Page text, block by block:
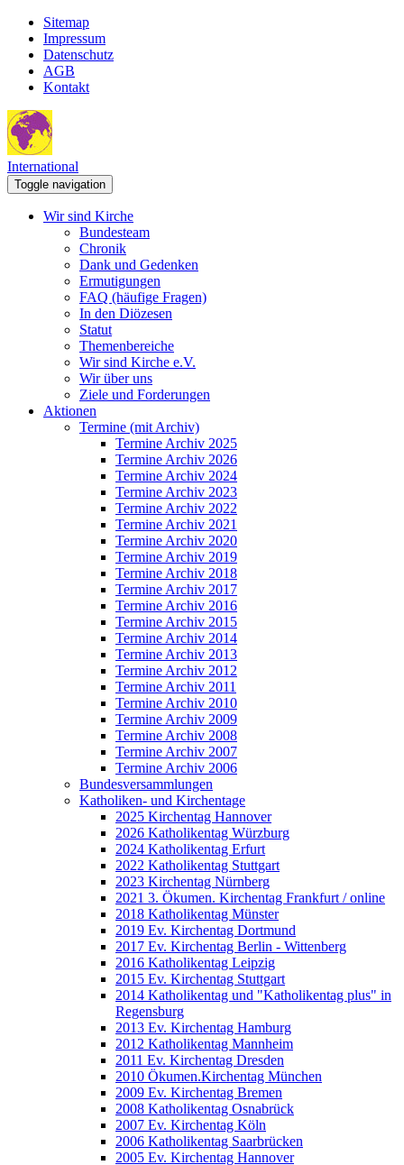
Sitemap
Impressum
Datenschutz
AGB
Kontakt
International
Toggle navigation
Wir sind Kirche
Bundesteam
Chronik
Dank und Gedenken
Ermutigungen
FAQ (häufige Fragen)
In den Diözesen
Statut
Themenbereiche
Wir sind Kirche e.V.
Wir über uns
Ziele und Forderungen
Aktionen
Termine (mit Archiv)
Termine Archiv 2025
Termine Archiv 2026
Termine Archiv 2024
Termine Archiv 2023
Termine Archiv 2022
Termine Archiv 2021
Termine Archiv 2020
Termine Archiv 2019
Termine Archiv 2018
Termine Archiv 2017
Termine Archiv 2016
Termine Archiv 2015
Termine Archiv 2014
Termine Archiv 2013
Termine Archiv 2012
Termine Archiv 2011
Termine Archiv 2010
Termine Archiv 2009
Termine Archiv 2008
Termine Archiv 2007
Termine Archiv 2006
Bundesversammlungen
Katholiken- und Kirchentage
2025 Kirchentag Hannover
2026 Katholikentag Würzburg
2024 Katholikentag Erfurt
2022 Katholikentag Stuttgart
2023 Kirchentag Nürnberg
2021 3. Ökumen. Kirchentag Frankfurt / online
2018 Katholikentag Münster
2019 Ev. Kirchentag Dortmund
2017 Ev. Kirchentag Berlin - Wittenberg
2016 Katholikentag Leipzig
2015 Ev. Kirchentag Stuttgart
2014 Katholikentag und "Katholikentag plus" in
Regensburg
2013 Ev. Kirchentag Hamburg
2012 Katholikentag Mannheim
2011 Ev. Kirchentag Dresden
2010 Ökumen.Kirchentag München
2009 Ev. Kirchentag Bremen
2008 Katholikentag Osnabrück
2007 Ev. Kirchentag Köln
2006 Katholikentag Saarbrücken
2005 Ev. Kirchentag Hannover